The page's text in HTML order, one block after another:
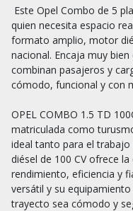
quien necesita espacio
formato amplio, motor
nacional. Encaja muy
combinan pasajeros y
cómodo, funcional y con
OPEL COMBO 1.5 TD
matriculada como
ideal tanto para el
diésel de 100 CV ofrece
rendimiento, eficiencia y
versátil y su
trayecto sea cómodo y